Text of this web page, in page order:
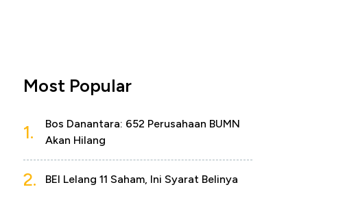
Most Popular
1.
Bos Danantara: 652 Perusahaan BUMN
Akan Hilang
2. BEI Lelang 11 Saham, Ini Syarat Belinya